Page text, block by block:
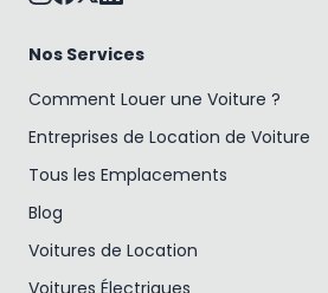
Nos Services
Comment Louer une Voiture ?
Entreprises de Location de Voiture
Tous les Emplacements
Blog
Voitures de Location
Voitures Électriques